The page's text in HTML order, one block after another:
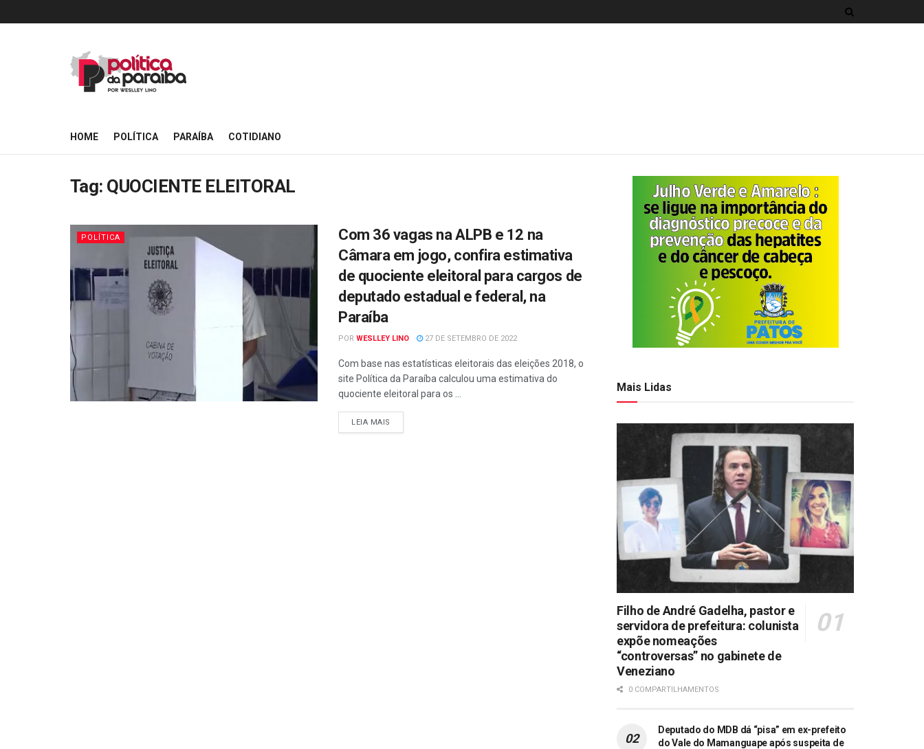
HOME POLÍTICA PARAÍBA COTIDIANO
Tag: QUOCIENTE ELEITORAL
POLÍTICA
Com 36 vagas na ALPB e 12 na
Câmara em jogo, confira estimativa
de quociente eleitoral para cargos de
deputado estadual e federal, na
Paraíba
POR WESLLEY LINO 27 DE SETEMBRO DE 2022
Com base nas estatísticas eleitorais das eleições 2018, o
site Política da Paraíba calculou uma estimativa do
quociente eleitoral para os ...
LEIA MAIS
Mais Lidas
Filho de André Gadelha, pastor e
servidora de prefeitura: colunista
expõe nomeações
“controversas” no gabinete de
Veneziano
0 COMPARTILHAMENTOS
Deputado do MDB dá “pisa” em ex-prefeito
do Vale do Mamanguape após suspeita de